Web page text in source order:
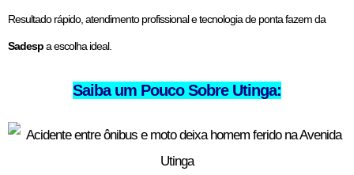
Resultado rápido, atendimento profissional e tecnologia de ponta fazem da
Sadespa escolha ideal.
Saiba um Pouco Sobre Utinga: